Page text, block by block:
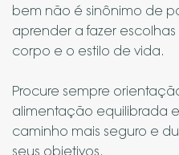
bem não é sinônimo de
aprender a fazer
corpo e o estilo de vida.
Procure sempre
alimentação equilibrada
caminho mais seguro e
seus objetivos.